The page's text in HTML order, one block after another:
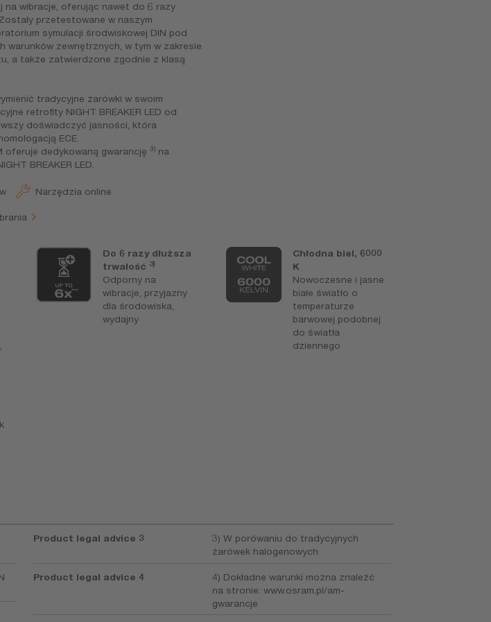
na wibracje, oferując nawet do 6 razy
przetestowane w naszym
symulacji środwiskowej DIN pod
warunków zewnętrznych, w tym w zakresie
a także zatwierdzone zgodnie z klasą
tradycyjne żarówki w swoim
retrofity NIGHT BREAKER LED od
doświadczyć jasności, która
ECE.
oferuje dedykowaną gwarancję 3)na
BREAKER LED.
Narzędzia online
Do 6 razy dłuższa
trwałość 3)
Odporny na
wibracje, przyjazny
dla środowiska,
wydajny
Chłodna biel, 6000
K
Nowoczesne i jasne
białe światło o
temperaturze
barwowej podobnej
do światła
dziennego
Product legal advice 3
3) W porówaniu do tradycyjnych
żarówek halogenowych
Product legal advice 4
4) Dokładne warunki można znaleźć
na stronie: www.osram.pl/am-
gwarancje